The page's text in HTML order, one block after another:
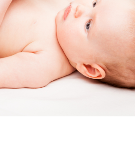
POBOČKY
Pobočka Bečovská
Pobočka Přátelství
Co vám můžeme nabídnout?